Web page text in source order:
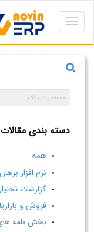
Toggle
navigation
دسته بندی مقالات
همه
نرم افزار برهان
گزارشات تحلیلی
فروش و بازاریابی
بخش نامه های